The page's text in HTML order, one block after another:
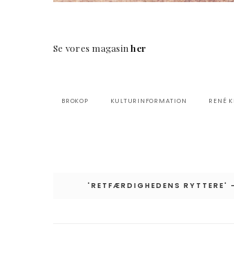
Se vores magasinher
BROKOP KULTURINFORMATION RENÉ
'RETFÆRDIGHEDENS RYTTERE'